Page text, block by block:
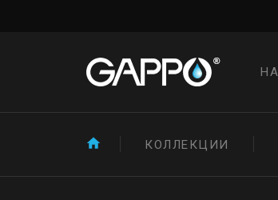
КОЛЛЕКЦИИ